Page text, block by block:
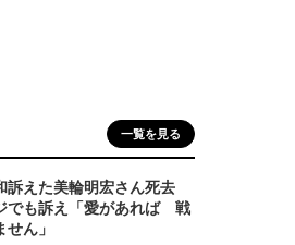
一覧を見る
訴えた美輪明宏さん死去
でも訴え「愛があれば 戦
ん」